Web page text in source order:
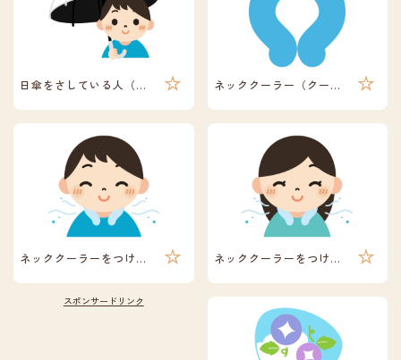
日傘をさしている人（男性） ネッククーラー（クールリング）
ネッククーラーをつけている人（男性） ネッククーラーをつけている人（女性）